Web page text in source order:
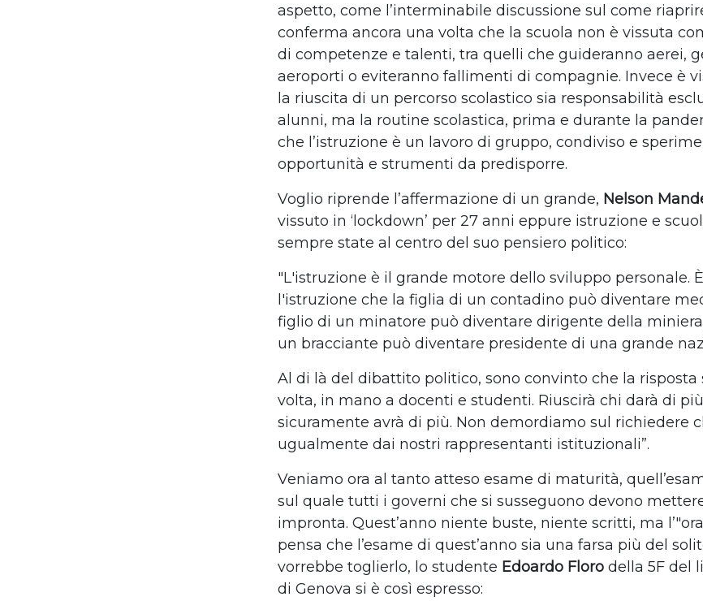
aspetto, come l’interminabile discussione sul come
conferma ancora una volta che la scuola non è vissuta
di competenze e talenti, tra quelli che guideranno aerei,
aeroporti o eviteranno fallimenti di compagnie. Invece è
la riuscita di un percorso scolastico sia responsabilità
alunni, ma la routine scolastica, prima e durante la
che l’istruzione è un lavoro di gruppo, condiviso e
opportunità e strumenti da predisporre.
Voglio riprende l’affermazione di un grande, Nelson
vissuto in ‘lockdown’ per 27 anni eppure istruzione e
sempre state al centro del suo pensiero politico:
"L'istruzione è il grande motore dello sviluppo personale.
l'istruzione che la figlia di un contadino può diventare
figlio di un minatore può diventare dirigente della
un bracciante può diventare presidente di una grande
Al di là del dibattito politico, sono convinto che la risposta
volta, in mano a docenti e studenti. Riuscirà chi darà di
sicuramente avrà di più. Non demordiamo sul richiedere
ugualmente dai nostri rappresentanti istituzionali”.
Veniamo ora al tanto atteso esame di maturità,
sul quale tutti i governi che si susseguono devono
impronta. Quest’anno niente buste, niente scritti, ma
pensa che l’esame di quest’anno sia una farsa più del
vorrebbe toglierlo, lo studente Edoardo Floro della 5F del
di Genova si è così espresso: